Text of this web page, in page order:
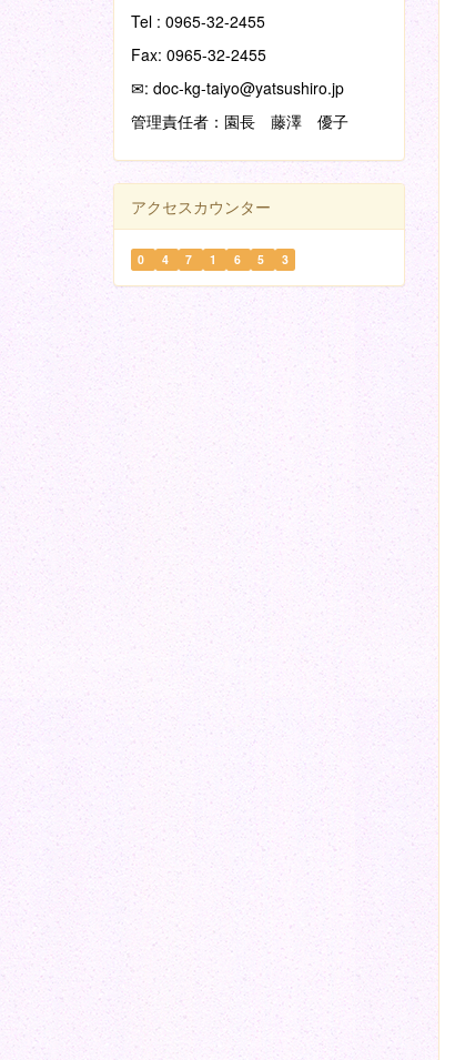
Tel : 0965-32-2455
Fax: 0965-32-2455
✉: doc-kg-taiyo@yatsushiro.jp
管理責任者：園長 藤澤 優子
アクセスカウンター
0 4 7 1 6 5 3